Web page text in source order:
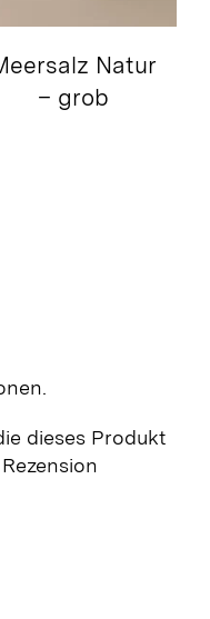
Natur
– grob
dieses Produkt